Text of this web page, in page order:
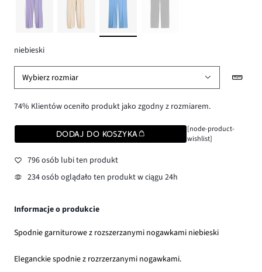
niebieski
Wybierz rozmiar
74% Klientów oceniło produkt jako zgodny z rozmiarem.
DODAJ DO KOSZYKA
[node-product-
wishlist]
796 osób lubi ten produkt
234 osób oglądało ten produkt w ciągu 24h
Informacje o produkcie
Spodnie garniturowe z rozszerzanymi nogawkami niebieski
Eleganckie spodnie z rozrzerzanymi nogawkami.